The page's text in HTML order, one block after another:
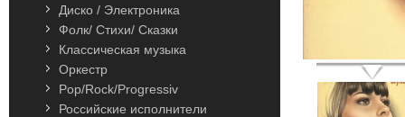
Диско / Электроника
Фолк/ Стихи/ Сказки
Классическая музыка
Оркестр
Pop/Rock/Progressiv
Российские исполнители